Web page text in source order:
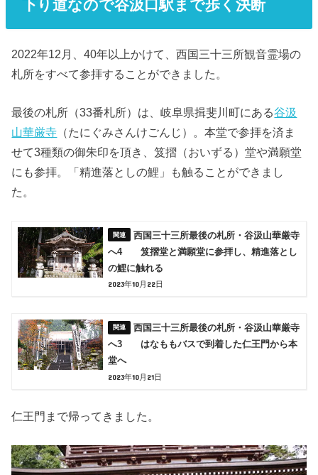
下り道なので谷汲口駅まで歩く決断
2022年12月、40年以上かけて、西国三十三所観音霊場の
札所をすべて参拝することができました。
最後の札所（33番札所）は、岐阜県揖斐川町にある谷汲
山華厳寺 （たにぐみさんけごんじ）。本堂で参拝を済ま
せて3種類の御朱印を頂き、笈摺（おいずる）堂や満願堂
にも参拝。「精進落としの鯉」も触ることができまし
た。
西国三十三所最後の札所・谷汲山華厳寺
へ4 笈摺堂と満願堂に参拝し、精進落とし
の鯉に触れる
2023年10月22日
西国三十三所最後の札所・谷汲山華厳寺
へ3 はなももバスで到着した仁王門から本
堂へ
2023年10月21日
仁王門まで帰ってきました。